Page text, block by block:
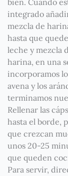
bien. Cuando
integrado
mezcla de
hasta que
leche y mezcla
harina, en una
incorporamos
avena y los
terminamos
Rellenar las
hasta el borde,
que crezcan
unos 20-25
que queden
Para servir,